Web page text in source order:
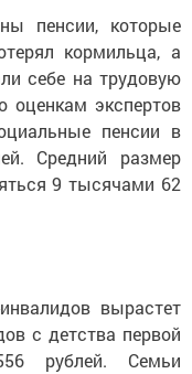
пенсии, которые
кормильца, а
себе на трудовую
оценкам экспертов
пенсии в
Средний размер
9 тысячами 62
вырастет
с детства первой
рублей. Семьи